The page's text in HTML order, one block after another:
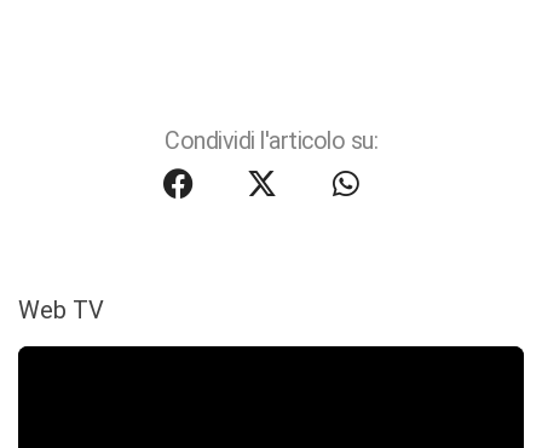
Condividi l'articolo su:
Web TV